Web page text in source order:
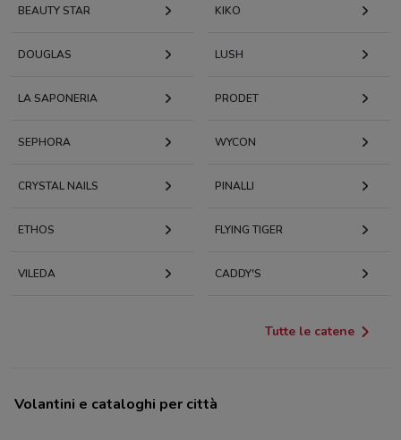
BEAUTY STAR KIKO
DOUGLAS LUSH
LA SAPONERIA PRODET
SEPHORA WYCON
CRYSTAL NAILS PINALLI
ETHOS FLYING TIGER
VILEDA CADDY'S
Tutte le catene
Volantini e cataloghi per città